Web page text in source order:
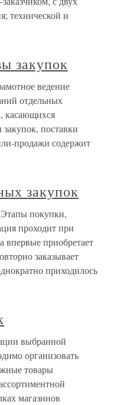
технической и
закупок
ведение
отдельных
касающихся
поставки
продажи содержит
закупок
покупки,
проходит при
впервые приобретает
заказывает
приходилось
выбранной
организовать
товары
магазинов